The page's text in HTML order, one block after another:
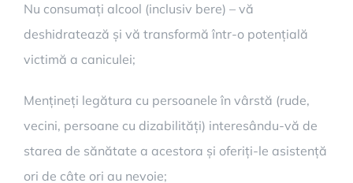
Nu consumați alcool (inclusiv bere) – vă
deshidratează și vă transformă într-o potențială
victimă a caniculei;
Mențineți legătura cu persoanele în vârstă (rude,
vecini, persoane cu dizabilități) interesându-vă de
starea de sănătate a acestora și oferiți-le asistență
ori de câte ori au nevoie;